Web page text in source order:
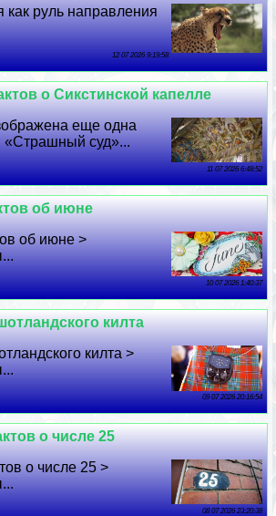
как руль направления
12 07 2026 9:19:58
о Сикстинской капелле
еще одна
«Страшный суд»...
11 07 2026 6:48:52
об июне
об июне >
10 07 2026 1:40:37
килта
килта >
09 07 2026 20:16:54
о числе 25
о числе 25 >
08 07 2026 23:20:38